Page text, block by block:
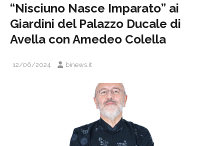
“Nisciuno Nasce Imparato” ai
Giardini del Palazzo Ducale di
Avella con Amedeo Colella
12/06/2024 binews.it